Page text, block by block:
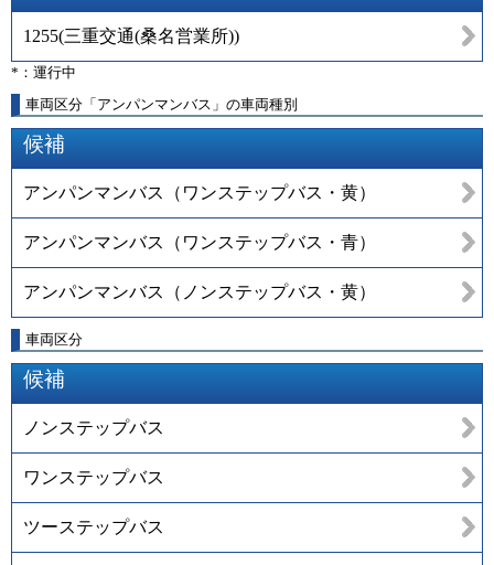
1255(三重交通(桑名営業所))
*：運行中
車両区分「アンパンマンバス」の車両種別
候補
アンパンマンバス（ワンステップバス・黄）
アンパンマンバス（ワンステップバス・青）
アンパンマンバス（ノンステップバス・黄）
車両区分
候補
ノンステップバス
ワンステップバス
ツーステップバス